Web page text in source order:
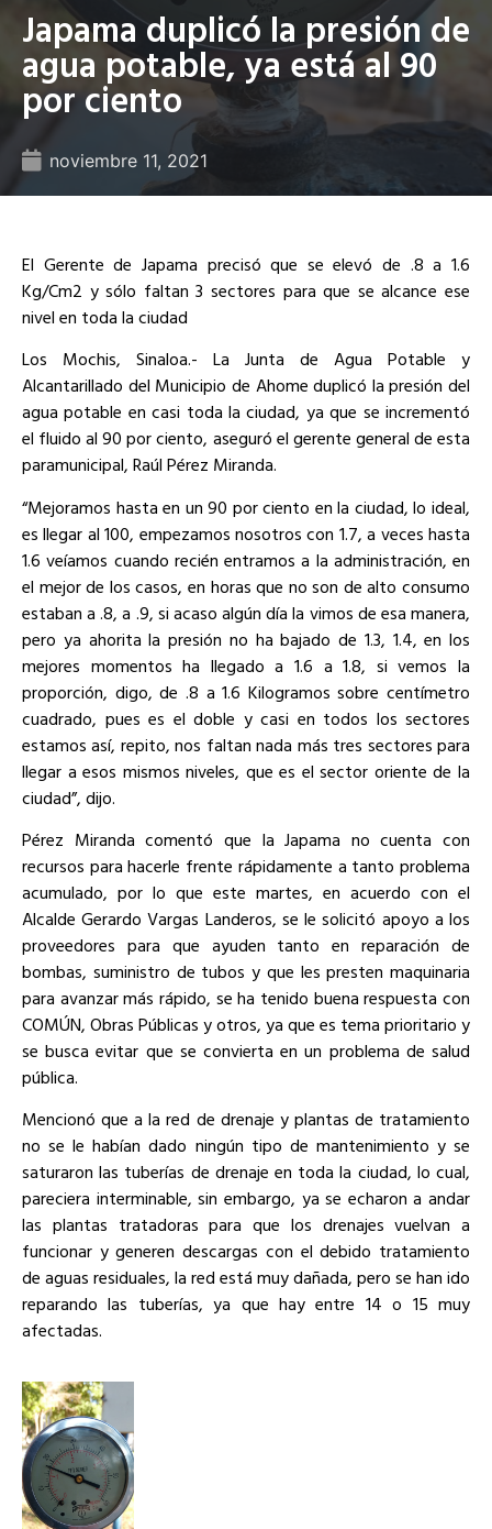
Japama duplicó la presión de
agua potable, ya está al 90
por ciento
noviembre 11, 2021
El Gerente de Japama precisó que se elevó de .8 a 1.6
Kg/Cm2 y sólo faltan 3 sectores para que se alcance ese
nivel en toda la ciudad
Los Mochis, Sinaloa.- La Junta de Agua Potable y
Alcantarillado del Municipio de Ahome duplicó la presión del
agua potable en casi toda la ciudad, ya que se incrementó
el fluido al 90 por ciento, aseguró el gerente general de esta
paramunicipal, Raúl Pérez Miranda.
“Mejoramos hasta en un 90 por ciento en la ciudad, lo ideal,
es llegar al 100, empezamos nosotros con 1.7, a veces hasta
1.6 veíamos cuando recién entramos a la administración, en
el mejor de los casos, en horas que no son de alto consumo
estaban a .8, a .9, si acaso algún día la vimos de esa manera,
pero ya ahorita la presión no ha bajado de 1.3, 1.4, en los
mejores momentos ha llegado a 1.6 a 1.8, si vemos la
proporción, digo, de .8 a 1.6 Kilogramos sobre centímetro
cuadrado, pues es el doble y casi en todos los sectores
estamos así, repito, nos faltan nada más tres sectores para
llegar a esos mismos niveles, que es el sector oriente de la
ciudad”, dijo.
Pérez Miranda comentó que la Japama no cuenta con
recursos para hacerle frente rápidamente a tanto problema
acumulado, por lo que este martes, en acuerdo con el
Alcalde Gerardo Vargas Landeros, se le solicitó apoyo a los
proveedores para que ayuden tanto en reparación de
bombas, suministro de tubos y que les presten maquinaria
para avanzar más rápido, se ha tenido buena respuesta con
COMÚN, Obras Públicas y otros, ya que es tema prioritario y
se busca evitar que se convierta en un problema de salud
pública.
Mencionó que a la red de drenaje y plantas de tratamiento
no se le habían dado ningún tipo de mantenimiento y se
saturaron las tuberías de drenaje en toda la ciudad, lo cual,
pareciera interminable, sin embargo, ya se echaron a andar
las plantas tratadoras para que los drenajes vuelvan a
funcionar y generen descargas con el debido tratamiento
de aguas residuales, la red está muy dañada, pero se han ido
reparando las tuberías, ya que hay entre 14 o 15 muy
afectadas.